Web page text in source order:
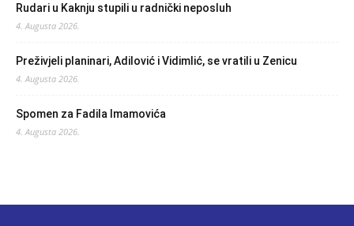
Rudari u Kaknju stupili u radnički neposluh
4. Augusta 2026.
Preživjeli planinari, Adilović i Vidimlić, se vratili u Zenicu
4. Augusta 2026.
Spomen za Fadila Imamovića
4. Augusta 2026.